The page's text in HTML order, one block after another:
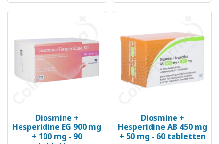
Diosmine +
Hesperidine EG 900 mg
+ 100 mg - 90
Diosmine +
Hesperidine AB 450 mg
+ 50 mg - 60 tabletten